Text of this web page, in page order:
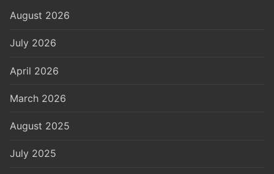
August 2026
July 2026
April 2026
March 2026
August 2025
July 2025